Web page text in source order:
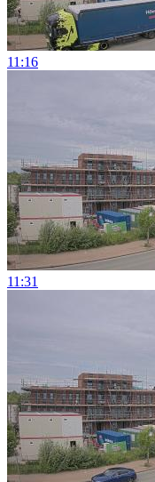
11:16
11:31